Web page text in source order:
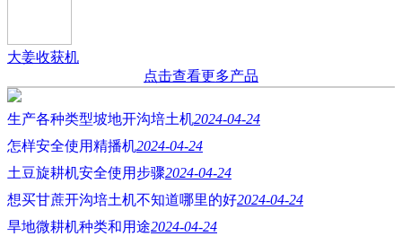
大姜收获机
点击查看更多产品
生产各种类型坡地开沟培土机2024-04-24
怎样安全使用精播机2024-04-24
土豆旋耕机安全使用步骤2024-04-24
想买甘蔗开沟培土机不知道哪里的好2024-04-24
旱地微耕机种类和用途2024-04-24